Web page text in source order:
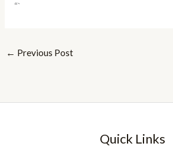
“`
← Previous Post
Quick Links